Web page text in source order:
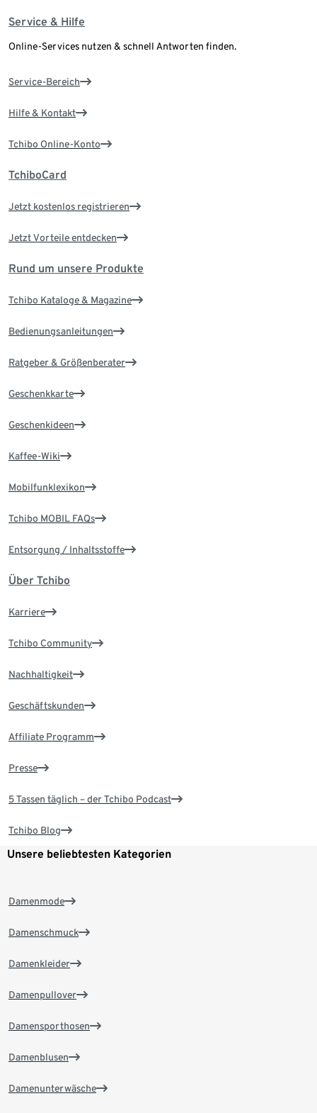
Service & Hilfe
Online-Services nutzen & schnell Antworten finden.
Service-Bereich
Hilfe & Kontakt
Tchibo Online-Konto
TchiboCard
Jetzt kostenlos registrieren
Jetzt Vorteile entdecken
Rund um unsere Produkte
Tchibo Kataloge & Magazine
Bedienungsanleitungen
Ratgeber & Größenberater
Geschenkkarte
Geschenkideen
Kaffee-Wiki
Mobilfunklexikon
Tchibo MOBIL FAQs
Entsorgung / Inhaltsstoffe
Über Tchibo
Karriere
Tchibo Community
Nachhaltigkeit
Geschäftskunden
Affiliate Programm
Presse
5 Tassen täglich – der Tchibo Podcast
Tchibo Blog
Unsere beliebtesten Kategorien
Damenmode
Damenschmuck
Damenkleider
Damenpullover
Damensporthosen
Damenblusen
Damenunterwäsche